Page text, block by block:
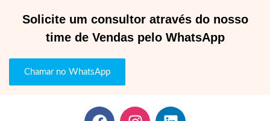
Solicite um consultor através do nosso
time de Vendas pelo WhatsApp
Chamar no WhatsApp